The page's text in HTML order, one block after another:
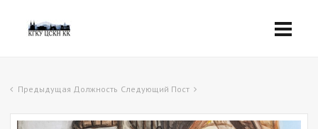
Предыдущая Должность Следующий Пост